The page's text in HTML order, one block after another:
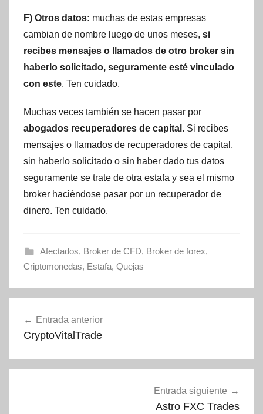
F) Otros datos: muchas de estas empresas
cambian de nombre luego de unos meses, si
recibes mensajes o llamados de otro broker sin
haberlo solicitado, seguramente esté vinculado
con este. Ten cuidado.
Muchas veces también se hacen pasar por
abogados recuperadores de capital . Si recibes
mensajes o llamados de recuperadores de capital,
sin haberlo solicitado o sin haber dado tus datos
seguramente se trate de otra estafa y sea el mismo
broker haciéndose pasar por un recuperador de
dinero. Ten cuidado.
Afectados, Broker de CFD, Broker de forex,
Criptomonedas, Estafa, Quejas
de
Entrada anterior
CryptoVitalTrade
Entrada siguiente
Astro FXC Trades